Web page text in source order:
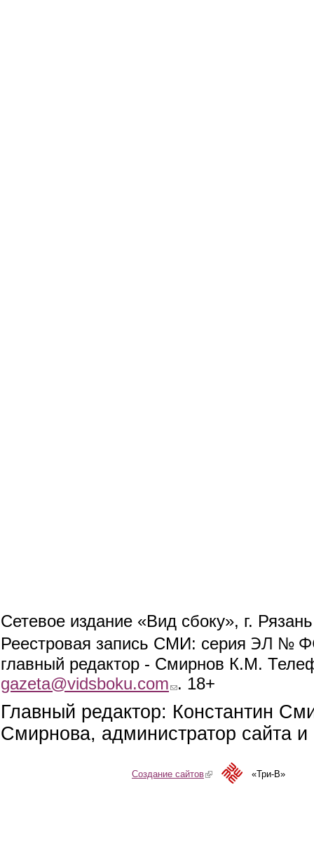
Сетевое издание «Вид сбоку», г.
Реестровая запись СМИ: серия ЭЛ №
главный редактор - Смирнов К.М.
gazeta@vidsboku.com (link sends e-mail)
. 18+
Главный редактор: Константин
Смирнова, администратор сайта
Создание сайтов(link is external)«Три-В»